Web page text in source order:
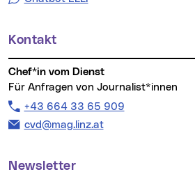
Kontakt
Chef*in vom Dienst
Für Anfragen von Journalist*innen
Telefon:
+43 664 33 65 909
E-Mail Adresse:
cvd@mag.linz.at
Newsletter